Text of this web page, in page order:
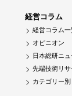
経営コラム
経営コラム一
オピニオン
日本総研ニ
先端技術リサ
カテゴリー別